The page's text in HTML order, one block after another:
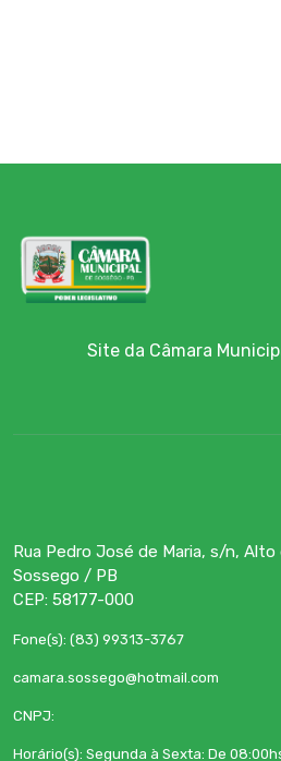
Site da Câmara
Rua Pedro José de Maria, s/n, Alto
Sossego / PB
CEP: 58177-000
Fone(s): (83) 99313-3767
camara.sossego@hotmail.com
CNPJ:
Horário(s): Segunda à Sexta: De